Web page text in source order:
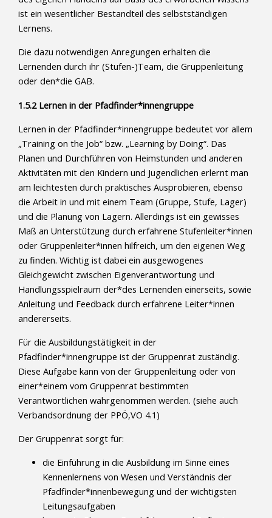
ist ein wesentlicher Bestandteil des selbstständigen
Lernens.
Die dazu notwendigen Anregungen erhalten die
Lernenden durch ihr (Stufen-)Team, die Gruppenleitung
oder den*die GAB.
1.5.2 Lernen in der Pfadfinder*innengruppe
Lernen in der Pfadfinder*innengruppe bedeutet vor allem
„Training on the Job“ bzw. „Learning by Doing“. Das
Planen und Durchführen von Heimstunden und anderen
Aktivitäten mit den Kindern und Jugendlichen erlernt man
am leichtesten durch praktisches Ausprobieren, ebenso
die Arbeit in und mit einem Team (Gruppe, Stufe, Lager)
und die Planung von Lagern. Allerdings ist ein gewisses
Maß an Unterstützung durch erfahrene Stufenleiter*innen
oder Gruppenleiter*innen hilfreich, um den eigenen Weg
zu finden. Wichtig ist dabei ein ausgewogenes
Gleichgewicht zwischen Eigenverantwortung und
Handlungsspielraum der*des Lernenden einerseits, sowie
Anleitung und Feedback durch erfahrene Leiter*innen
andererseits.
Für die Ausbildungstätigkeit in der
Pfadfinder*innengruppe ist der Gruppenrat zuständig.
Diese Aufgabe kann von der Gruppenleitung oder von
einer*einem vom Gruppenrat bestimmten
Verantwortlichen wahrgenommen werden. (siehe auch
Verbandsordnung der PPÖ,VO 4.1)
Der Gruppenrat sorgt für:
die Einführung in die Ausbildung im Sinne eines
Kennenlernens von Wesen und Verständnis der
Pfadfinder*innenbewegung und der wichtigsten
Leitungsaufgaben